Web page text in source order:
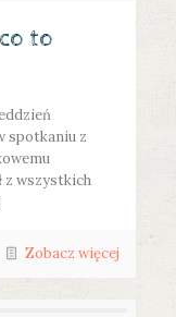
to
spotkaniu z
z wszystkich
Zobacz więcej